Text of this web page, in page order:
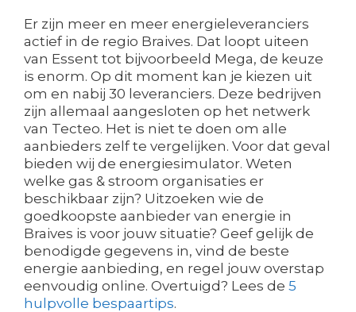
Er zijn meer en meer energieleveranciers
actief in de regio Braives. Dat loopt uiteen
van Essent tot bijvoorbeeld Mega, de keuze
is enorm. Op dit moment kan je kiezen uit
om en nabij 30 leveranciers. Deze bedrijven
zijn allemaal aangesloten op het netwerk
van Tecteo. Het is niet te doen om alle
aanbieders zelf te vergelijken. Voor dat geval
bieden wij de energiesimulator. Weten
welke gas & stroom organisaties er
beschikbaar zijn? Uitzoeken wie de
goedkoopste aanbieder van energie in
Braives is voor jouw situatie? Geef gelijk de
benodigde gegevens in, vind de beste
energie aanbieding, en regel jouw overstap
eenvoudig online. Overtuigd? Lees de 5
hulpvolle bespaartips.